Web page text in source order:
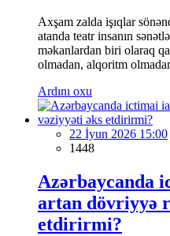
Axşam zalda işıqlar
atanda teatr insanın
məkanlardan biri olaraq
olmadan, alqoritm
Ardını oxu
22 İyun 2026 15:00
1448
Azərbaycanda
artan dövriyyə
etdirirmi?